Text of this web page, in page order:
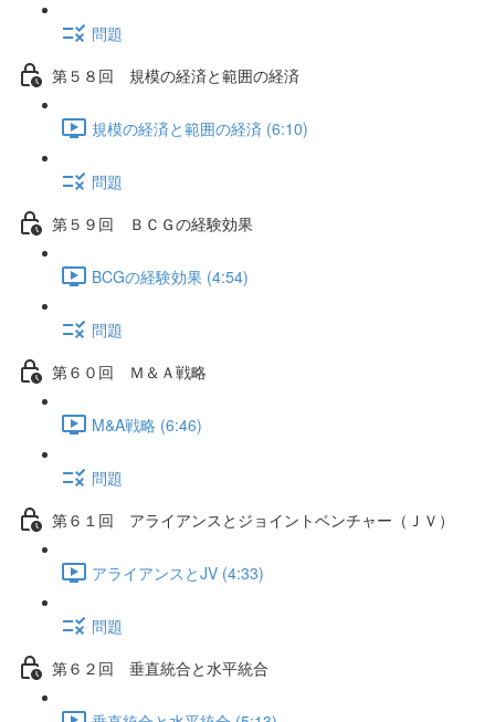
問題
第５８回 規模の経済と範囲の経済
規模の経済と範囲の経済 (6:10)
問題
第５９回 ＢＣＧの経験効果
BCGの経験効果 (4:54)
問題
第６０回 Ｍ＆Ａ戦略
M&A戦略 (6:46)
問題
第６１回 アライアンスとジョイントベンチャー（ＪＶ）
アライアンスとJV (4:33)
問題
第６２回 垂直統合と水平統合